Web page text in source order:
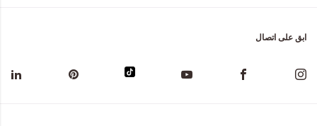
ابق على اتصال